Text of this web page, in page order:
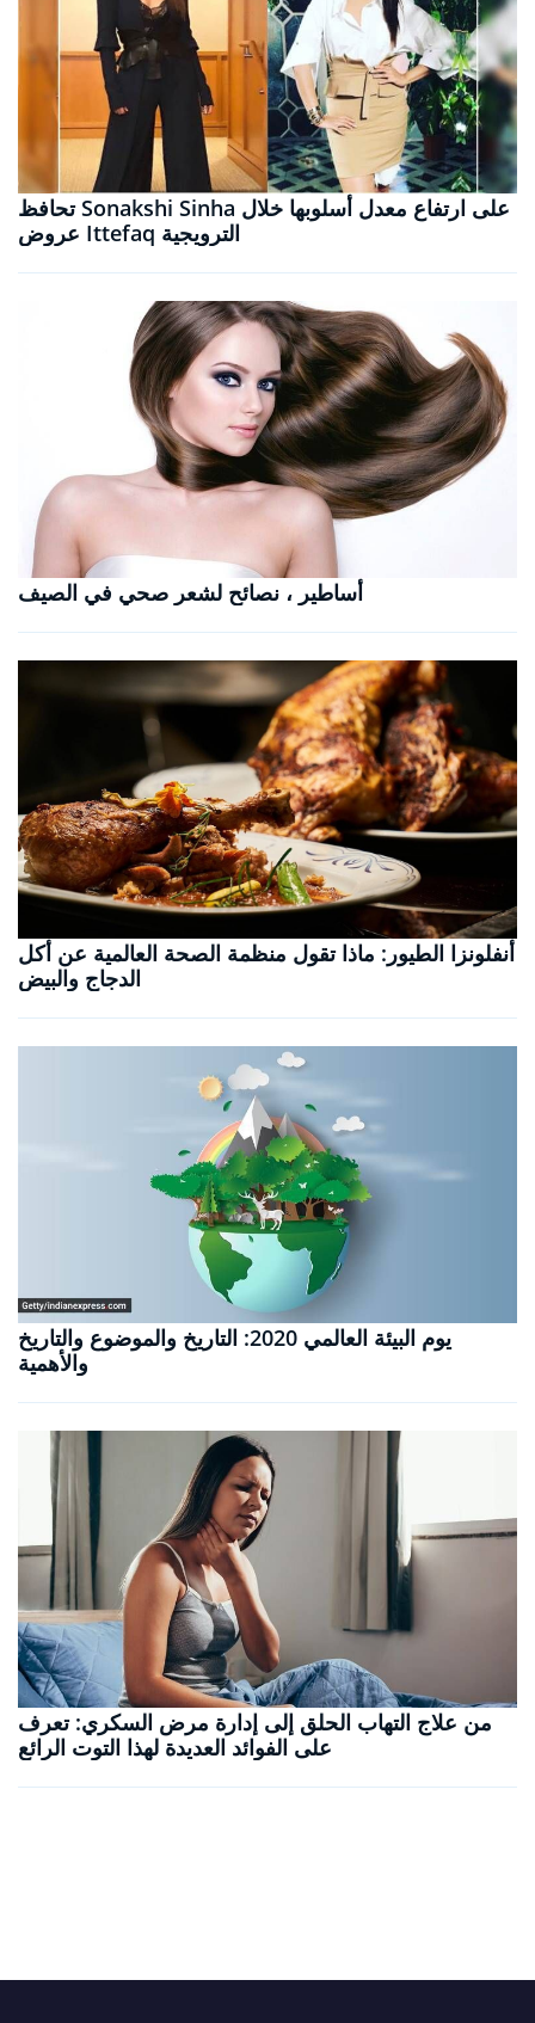
تحافظ Sonakshi Sinha على ارتفاع معدل أسلوبها خلال
عروض Ittefaq الترويجية
أساطير ، نصائح لشعر صحي في الصيف
أنفلونزا الطيور: ماذا تقول منظمة الصحة العالمية عن أكل
الدجاج والبيض
يوم البيئة العالمي 2020: التاريخ والموضوع والتاريخ
والأهمية
من علاج التهاب الحلق إلى إدارة مرض السكري: تعرف
على الفوائد العديدة لهذا التوت الرائع